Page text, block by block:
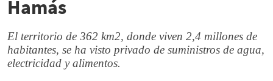
Hamás
El territorio de 362 km2, donde viven 2,4 millones de
habitantes, se ha visto privado de suministros de agua,
electricidad y alimentos.